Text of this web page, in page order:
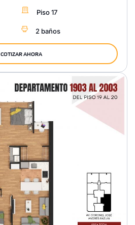
Piso 17
2 baños
COTIZAR AHORA